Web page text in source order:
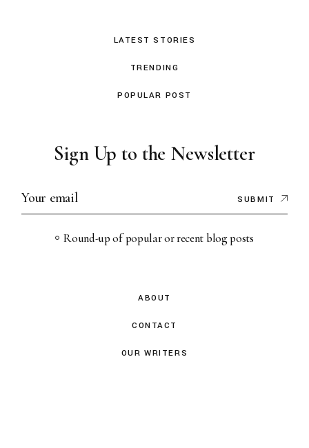
LATEST STORIES
TRENDING
POPULAR POST
Sign Up to the Newsletter
SUBMIT
Round-up of popular or recent blog posts
ABOUT
CONTACT
OUR WRITERS